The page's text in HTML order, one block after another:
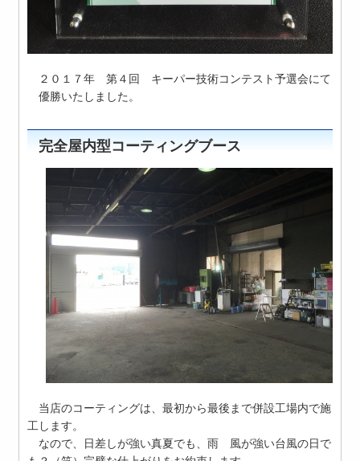
２０１７年 第４回 キーパー技術コンテスト予選会にて
優勝いたしました。
完全屋内型コーティングブース
当店のコーティングは、最初から最後まで併設工場内で施
工します。
なので、日差しが強い真夏でも、雨 風が強い台風の日で